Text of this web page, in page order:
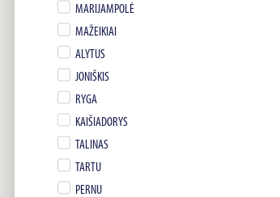
MARIJAMPOLĖ
MAŽEIKIAI
ALYTUS
JONIŠKIS
RYGA
KAIŠIADORYS
TALINAS
TARTU
PERNU